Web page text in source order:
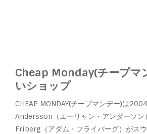
Cheap Monday(チープマ
いショップ
CHEAP MONDAY(チープマンデー)は
Andersson（エーリャン・アンダーソン
Friberg（アダム・フライバーグ）がス